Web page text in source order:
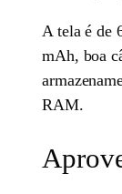
A tela é de
mAh, boa
RAM.